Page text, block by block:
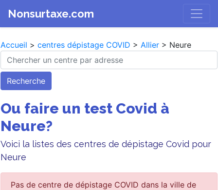
Nonsurtaxe.com
Accueil > centres dépistage COVID > Allier > Neure
Recherche
Ou faire un test Covid à
Neure?
Voici la listes des centres de dépistage Covid pour
Neure
Pas de centre de dépistage COVID dans la ville de